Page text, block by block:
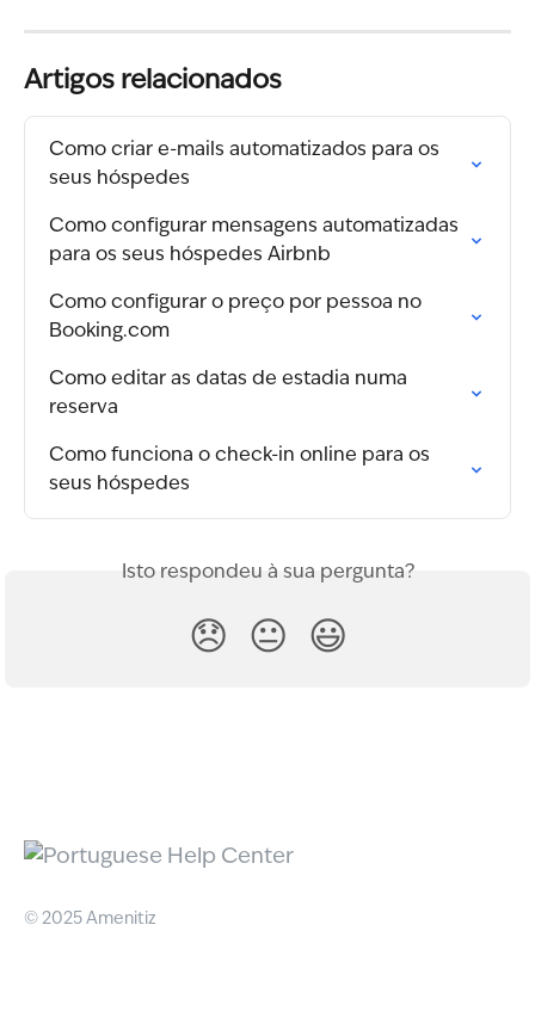
Artigos relacionados
Como criar e-mails automatizados para os
seus hóspedes
Como configurar mensagens automatizadas
para os seus hóspedes Airbnb
Como configurar o preço por pessoa no
Booking.com
Como editar as datas de estadia numa
reserva
Como funciona o check-in online para os
seus hóspedes
Isto respondeu à sua pergunta?
😞 😐 😃
© 2025 Amenitiz